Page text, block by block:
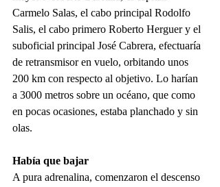
Carmelo Salas, el cabo principal Rodolfo
Salis, el cabo primero Roberto Herguer y el
suboficial principal José Cabrera, efectuaría
de retransmisor en vuelo, orbitando unos
200 km con respecto al objetivo. Lo harían
a 3000 metros sobre un océano, que como
en pocas ocasiones, estaba planchado y sin
olas.
Había que bajar
A pura adrenalina, comenzaron el descenso